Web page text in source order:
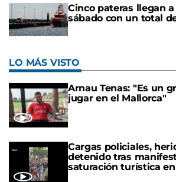
Cinco pateras llegan
sábado con un total
LO MÁS VISTO
Arnau Tenas: "Es un
jugar en el Mallorca"
Cargas policiales,
detenido tras
saturación turística